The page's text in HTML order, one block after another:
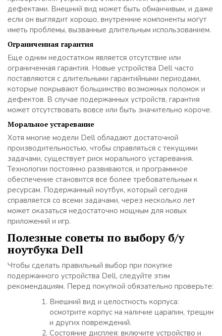
дефектами. Внешний вид может быть обманчивым, и даже
если он выглядит хорошо, внутренние компоненты могут
иметь проблемы, вызванные длительным использованием.
Ограниченная гарантия
Еще одним недостатком является отсутствие или
ограниченная гарантия. Новые устройства Dell часто
поставляются с длительными гарантийными периодами,
которые покрывают большинство возможных поломок и
дефектов. В случае подержанных устройств, гарантия
может отсутствовать вовсе или быть значительно короче.
Моральное устаревание
Хотя многие модели Dell обладают достаточной
производительностью, чтобы справляться с текущими
задачами, существует риск морального устаревания.
Технологии постоянно развиваются, и программное
обеспечение становится все более требовательным к
ресурсам. Подержанный ноутбук, который сегодня
справляется со всеми задачами, через несколько лет
может оказаться недостаточно мощным для новых
приложений и игр.
Полезные советы по выбору б/у
ноутбука Dell
Чтобы сделать правильный выбор при покупке
подержанного устройства Dell, следуйте этим
рекомендациям. Перед покупкой обязательно проверьте:
Внешний вид и целостность корпуса:
осмотрите корпус на наличие царапин, трещин
и других повреждений.
Состояние дисплея: включите устройство и